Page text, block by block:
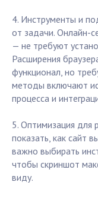
4. Инструменты и
от задачи. Онлайн-
— не требуют
Расширения
функционал, но
методы включают
процесса и
5. Оптимизация для
показать, как сайт
важно выбирать
чтобы скриншот
виду.